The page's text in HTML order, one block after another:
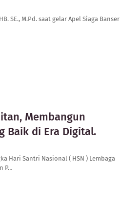
SE., M.Pd. saat gelar Apel Siaga Banser
Membangun
Baik di Era Digital.
Hari Santri Nasional ( HSN ) Lembaga
P…